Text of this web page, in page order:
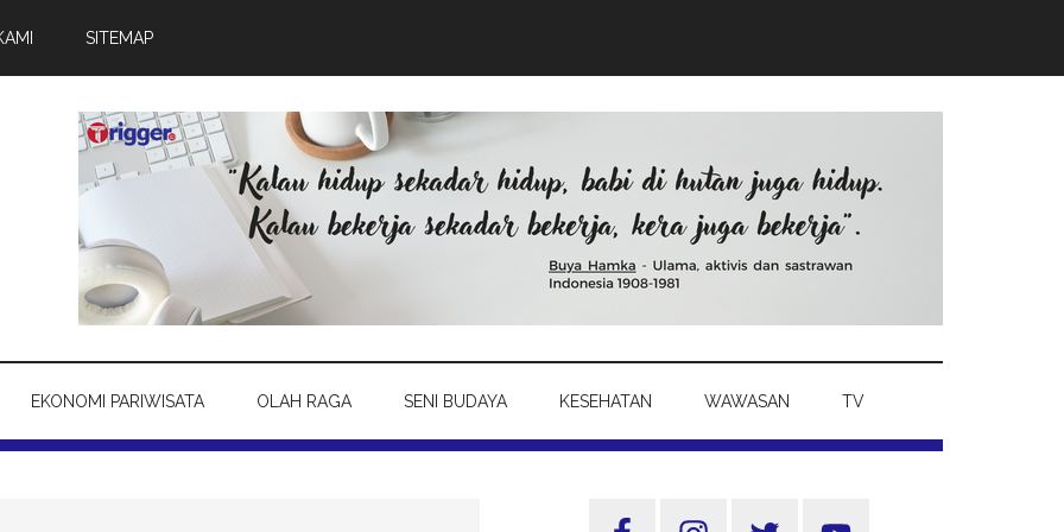
SITEMAP
EKONOMI PARIWISATA OLAH RAGA SENI BUDAYA KESEHATAN WAWASAN TV
Sidebar